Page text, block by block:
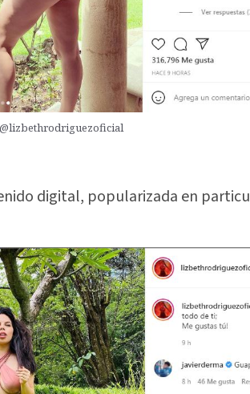
digital, popularizada en